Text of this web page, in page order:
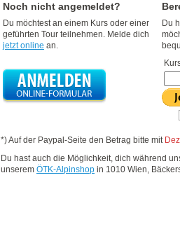
Noch nicht angemeldet?
Du möchtest an einem Kurs oder einer
geführten Tour teilnehmen. Melde dich
jetzt online an.
Du
*) Auf der Paypal-Seite den Betrag bitte mit
Du hast auch die Möglichkeit, dich während
unserem ÖTK-Alpinshop in 1010 Wien,